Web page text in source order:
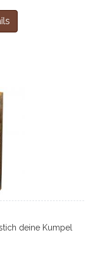
deine Kumpel